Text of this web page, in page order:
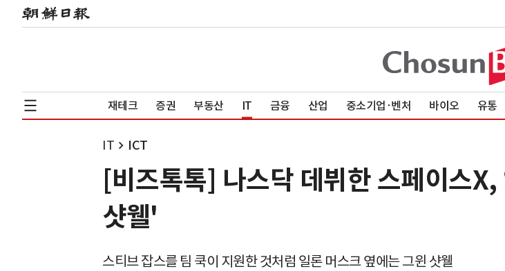
재테크 증권 부동산 IT 금융 산업 중소기업·벤처 바이오 유통
IT ICT
[비즈톡톡] 나스닥 데뷔한 스페이스
샷웰'
스티브 잡스를 팀 쿡이 지원한 것처럼 일론 머스크 옆에는 그윈 샷웰